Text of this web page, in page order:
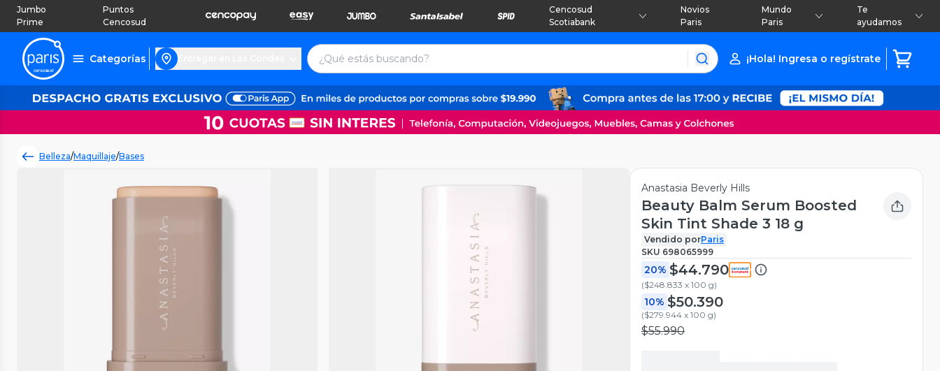
Jumbo
Prime
Puntos
Cencosud
Cencosud
Scotiabank
Novios
Paris
Mundo
Paris
Te
ayudamos
Categorías ¡Hola! Ingresa o regístrate
Belleza/Maquillaje/Bases
Anastasia Beverly Hills
Beauty Balm Serum Boosted
Skin Tint Shade 3 18 g
Vendido porParis
SKU 698065999
20% $44.790
($248.833 x 100 g)
10% $50.390
($279.944 x 100 g)
$55.990